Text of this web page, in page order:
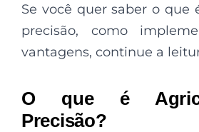
Se você quer saber o que
precisão, como
vantagens, continue a
O que é
Precisão?